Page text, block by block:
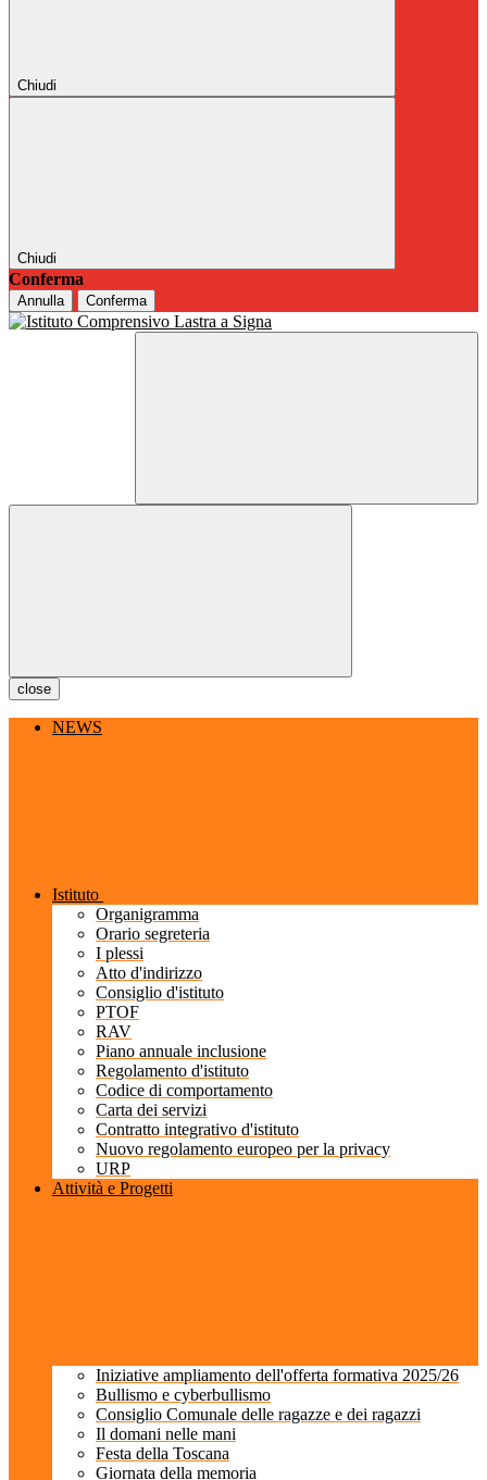
Chiudi
Chiudi
Conferma
Annulla Conferma
close
NEWS
Istituto
Organigramma
Orario segreteria
I plessi
Atto d'indirizzo
Consiglio d'istituto
PTOF
RAV
Piano annuale inclusione
Regolamento d'istituto
Codice di comportamento
Carta dei servizi
Contratto integrativo d'istituto
Nuovo regolamento europeo per la privacy
URP
Attività e Progetti
Iniziative ampliamento dell'offerta formativa 2025/26
Bullismo e cyberbullismo
Consiglio Comunale delle ragazze e dei ragazzi
Il domani nelle mani
Festa della Toscana
Giornata della memoria